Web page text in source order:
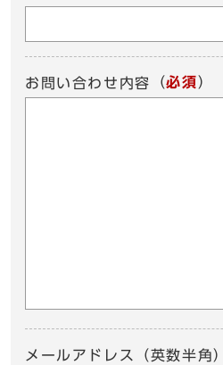
お問い合わせ内容 （必須）
メールアドレス（英数半角）